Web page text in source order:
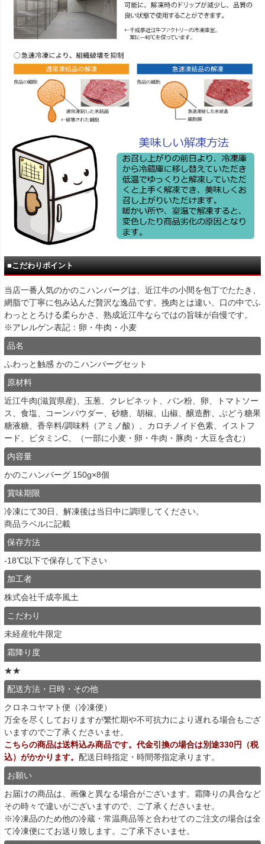
■こだわりポイント
当店一番人気のかのこハンバーグは、近江牛の小間を包丁でたたき、
網脂で丁寧に包み込んだ贅沢な逸品です。挽肉とは違い、口の中でふ
わっととろける柔らかさ、熟成近江牛ならではの旨味が自慢です。
※アレルゲン表記：卵・牛肉・小麦
品名
ふわっと触感 かのこハンバーグセット
原材料
近江牛肉(滋賀県産)、玉葱、クレピネット、パン粉、卵、トマトソー
ス、食塩、コーンパウダー、砂糖、胡椒、山椒、醸造酢、ぶどう糖果
糖液糖、香辛料/調味料（アミノ酸）、カロチノイド色素、イストフ
ード、ビタミンC、（一部に小麦・卵・牛肉・豚肉・大豆を含む）
内容量
かのこハンバーグ 150g×8個
賞味期限
冷凍にて30日、解凍後は当日中に調理してください。
商品ラベルに記載
保存方法
-18℃以下で保存して下さい
加工者
株式会社千成亭風土
こだわり
未経産牝牛限定
霜降り度
★★
配送方法・日時・その他
クロネコヤマト便（冷凍便）
万全を尽くしておりますが繁忙期や不可抗力により遅れる場合もござ
いますのでご了承くださいませ。
こちらの商品は送料込み商品です。代金引換の場合は別途330円（税
込）がかかります。 配送日時指定・時間帯指定承ります。
お願い
お届けの商品は、画像と異なる場合がございます。霜降りの具合など
その時々で違いがございますので、ご了承くださいませ。
※冷凍品のため他の冷蔵・常温商品等と合わせてのご注文の場合は全
て冷凍便にてお送り致します。ご了承下さいませ。